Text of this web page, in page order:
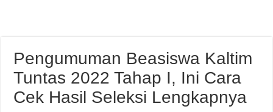
Pengumuman Beasiswa Kaltim
Tuntas 2022 Tahap I, Ini Cara
Cek Hasil Seleksi Lengkapnya